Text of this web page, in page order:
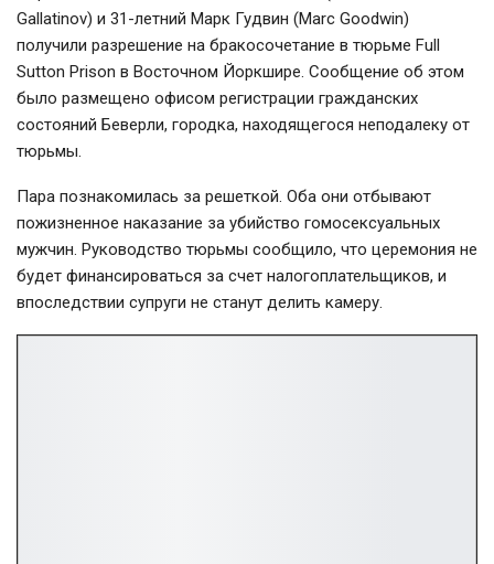
Gallatinov) и 31-летний Марк Гудвин (Marc Goodwin)
получили разрешение на бракосочетание в тюрьме Full
Sutton Prison в Восточном Йоркшире. Сообщение об этом
было размещено офисом регистрации гражданских
состояний Беверли, городка, находящегося неподалеку от
тюрьмы.
Пара познакомилась за решеткой. Оба они отбывают
пожизненное наказание за убийство гомосексуальных
мужчин. Руководство тюрьмы сообщило, что церемония не
будет финансироваться за счет налогоплательщиков, и
впоследствии супруги не станут делить камеру.